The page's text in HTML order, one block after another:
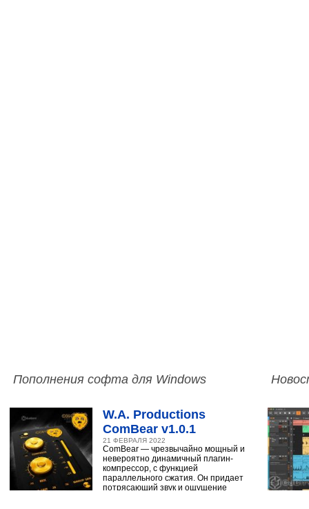
Пополнения софта для Windows
W.A. Productions
ComBear v1.0.1
21 ФЕВРАЛЯ 2022
ComBear — чрезвычайно мощный и
невероятно динамичный плагин-
компрессор, с функцией
параллельного сжатия. Он придает
потрясающий звук и ощущение